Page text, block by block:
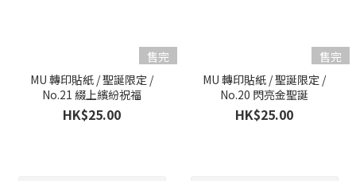
售完
MU 轉印貼紙 / 聖誕限定 /
No.21 綴上繽紛祝福
HK$25.00
售完
MU 轉印貼紙 / 聖誕限定 /
No.20 閃亮金聖誕
HK$25.00